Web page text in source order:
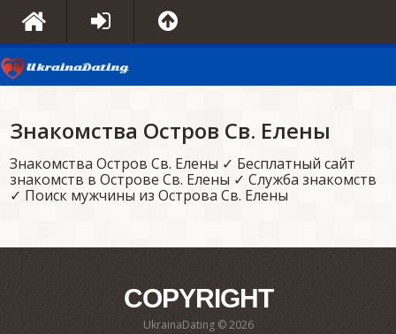
Знакомства Остров Св. Елены
Знакомства Остров Св. Елены ✓ Бесплатный сайт
знакомств в Острове Св. Елены ✓ Служба знакомств
✓ Поиск мужчины из Острова Св. Елены
COPYRIGHT
UkrainaDating © 2026